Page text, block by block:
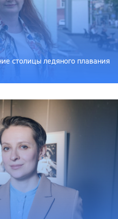
столицы ледяного плавания